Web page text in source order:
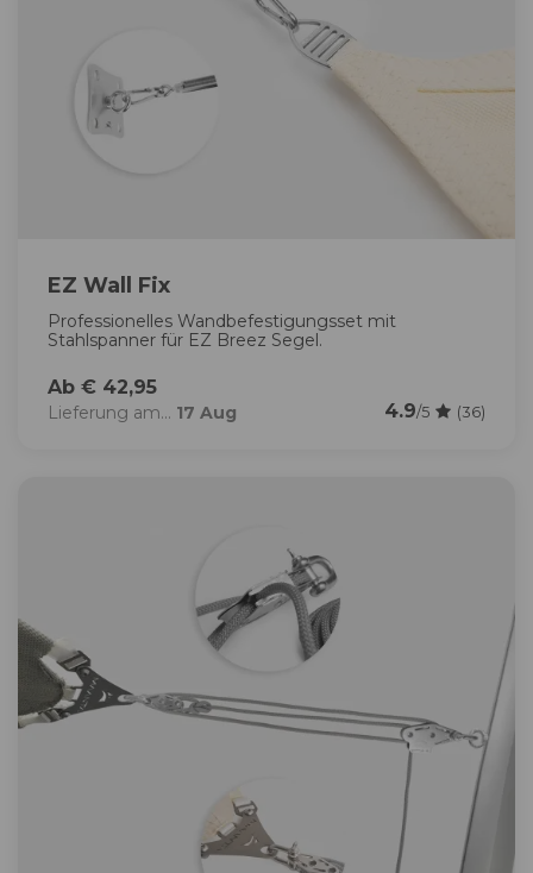
EZ Wall Fix
Professionelles Wandbefestigungsset mit
Stahlspanner für EZ Breez Segel.
Ab € 42,95
Lieferung am... 17 Aug 4.9/5 (36)